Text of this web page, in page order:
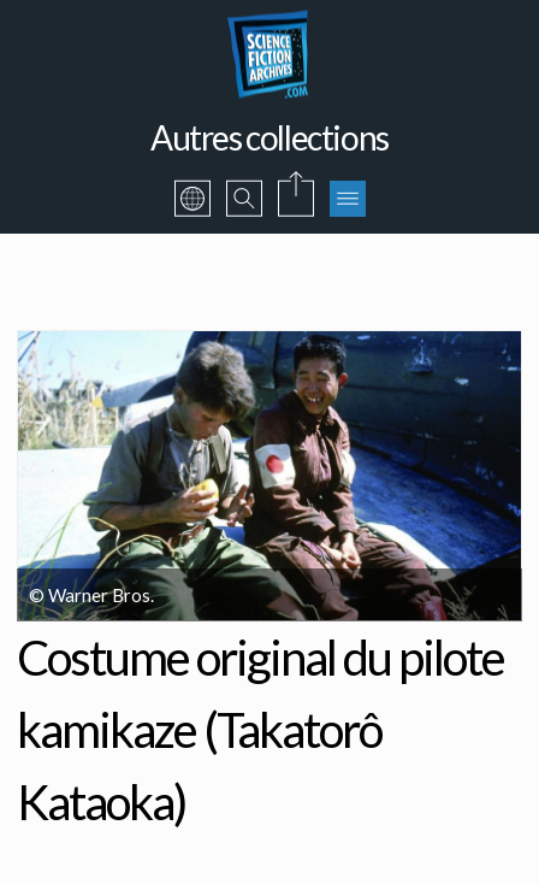
Autres collections
© Warner Bros.
Costume original du pilote
kamikaze (Takatorô
Kataoka)